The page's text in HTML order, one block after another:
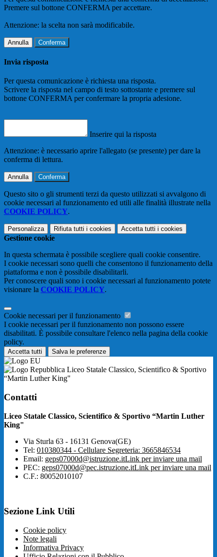
Premere sul bottone CONFERMA per accettare.
Attenzione: la scelta non sarà modificabile.
Annulla Conferma
Invia risposta
Per questa comunicazione è richiesta una risposta.
Scrivere la risposta nel campo di testo sottostante e premere sul
bottone CONFERMA per confermare la propria adesione.
Inserire qui la risposta
Attenzione: è necessario aprire l'allegato (se presente) per dare la
conferma di lettura.
Annulla Conferma
Questo sito o gli strumenti terzi da questo utilizzati si avvalgono di
cookie necessari al funzionamento ed utili alle finalità illustrate nella
COOKIE POLICY.
Personalizza Rifiuta tutti i cookies Accetta tutti i cookies
Gestione cookie
In questa schermata è possibile scegliere quali cookie consentire.
I cookie necessari sono quelli che consentono il funzionamento della
piattaforma e non è possibile disabilitarli.
Per conoscere quali sono i cookie necessari al funzionamento potete
visionare la COOKIE POLICY.
Cookie necessari per il funzionamento
I cookie necessari per il funzionamento non possono essere
disabilitati. È possibile consultare l'elenco nella pagina della cookie
policy.
Accetta tutti Salva le preferenze
Liceo Statale Classico, Scientifico & Sportivo
“Martin Luther King"
Contatti
Liceo Statale Classico, Scientifico & Sportivo “Martin Luther
King"
Via Sturla 63 - 16131 Genova(GE)
Tel: 010380344 - Cellulare Segreteria: 3665846534
Email: geps07000d@istruzione.itLink per inviare una mail
PEC: geps07000d@pec.istruzione.itLink per inviare una mail
C.F.: 80052010107
Sezione Link Utili
Cookie policy
Note legali
Informativa Privacy